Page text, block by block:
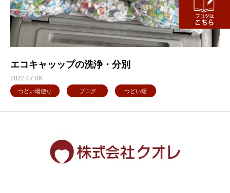
エコキャッップの洗浄・分別
2022.07.06
つどい場便り ブログ つどい場